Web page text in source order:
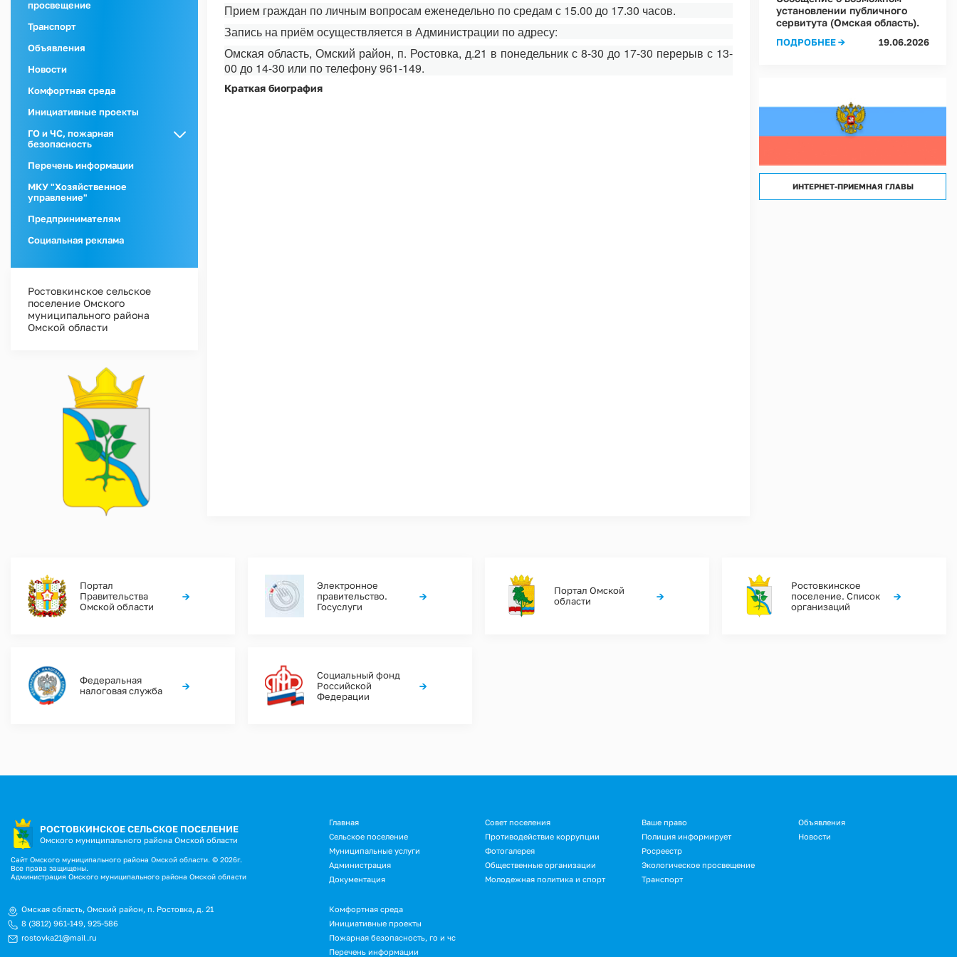
Сведения об установлении классов (подклассов) условий труда на рабочих местах в Администрации Ростовкинского
Сведения об установлении классов (подклассов) условий труда на рабочих местах в МКУ "Хозяйственное управление
просвещение
Транспорт
Объявления
Новости
Комфортная среда
Инициативные проекты
ГО и ЧС, пожарная
безопасность
ГО и ЧС
Пожарная
безопасность
Перечень информации
МКУ "Хозяйственное
управление"
Предпринимателям
Социальная реклама
Ростовкинское сельское
поселение Омского
муниципального района
Омской области
Прием граждан по личным вопросам еженедельно по средам с 15.00 до 17.30 часов.
Запись на приём осуществляется в Администрации по адресу:
Омская область, Омский район, п. Ростовка, д.21 в понедельник с 8-30 до 17-30 перерыв с 13-
00 до 14-30 или по телефону 961-149.
Краткая биография
установлении публичного
сервитута (Омская область).
ПОДРОБНЕЕ → 19.06.2026
ИНТЕРНЕТ-ПРИЕМНАЯ ГЛАВЫ
Портал
Правительства
Омской области
→
Электронное
правительство.
Госуслуги
→
Портал Омской
области
→
Ростовкинское
поселение. Список
организаций
→
Федеральная
налоговая служба
→
Социальный фонд
Российской
Федерации
→
РОСТОВКИНСКОЕ СЕЛЬСКОЕ ПОСЕЛЕНИЕ
Омского муниципального района Омской области
Сайт Омского муниципального района Омской области. © 2026г.
Все права защищены.
Администрация Омского муниципального района Омской области
Подвал
Главная
Сельское поселение
Муниципальные услуги
Администрация
Документация
Совет поселения
Противодействие коррупции
Фотогалерея
Общественные организации
Молодежная политика и спорт
Ваше право
Полиция информирует
Росреестр
Экологическое просвещение
Транспорт
Объявления
Новости
Омская область, Омский район, п. Ростовка, д. 21
8 (3812) 961-149, 925-586
rostovka21@mail.ru
Подвал.
Дополнительное
меню
Комфортная среда
Инициативные проекты
Пожарная безопасность, го и чс
Перечень информации